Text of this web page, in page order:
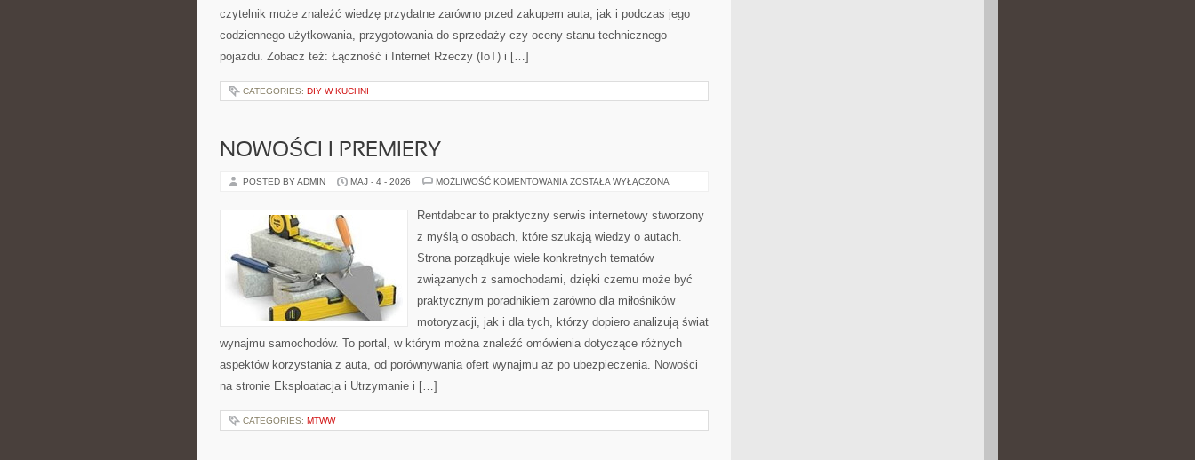
czytelnik może znaleźć wiedzę przydatne zarówno przed zakupem auta, jak i podczas jego
codziennego użytkowania, przygotowania do sprzedaży czy oceny stanu technicznego
pojazdu. Zobacz też: Łączność i Internet Rzeczy (IoT) i […]
CATEGORIES: DIY W KUCHNI
NOWOŚCI I PREMIERY
POSTED BY ADMIN MAJ - 4 - 2026 MOŻLIWOŚĆ KOMENTOWANIA NOWOŚCI
ZOSTAŁA WYŁĄCZONA
Rentdabcar to praktyczny serwis internetowy stworzony
z myślą o osobach, które szukają wiedzy o autach.
Strona porządkuje wiele konkretnych tematów
związanych z samochodami, dzięki czemu może być
praktycznym poradnikiem zarówno dla miłośników
motoryzacji, jak i dla tych, którzy dopiero analizują świat
wynajmu samochodów. To portal, w którym można znaleźć omówienia dotyczące różnych
aspektów korzystania z auta, od porównywania ofert wynajmu aż po ubezpieczenia. Nowości
na stronie Eksploatacja i Utrzymanie i […]
CATEGORIES: MTWW